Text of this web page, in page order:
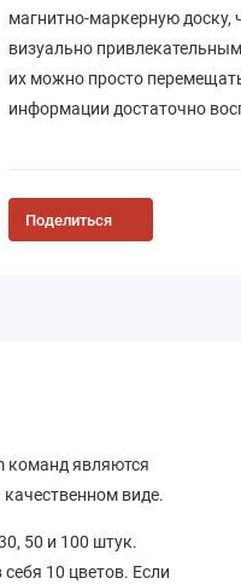
магнитно-маркерную доску,
визуально
их можно просто
информации достаточно
Поделиться
команд являются
виде.
50 и 100 штук.
10 цветов. Если